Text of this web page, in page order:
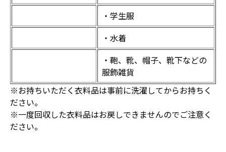
・学生服
・水着
・鞄、靴、帽子、靴下などの
服飾雑貨
※お持ちいただく衣料品は事前に洗濯してからお持ちく
ださい。
※一度回収した衣料品はお戻しできませんのでご注意く
ださい。